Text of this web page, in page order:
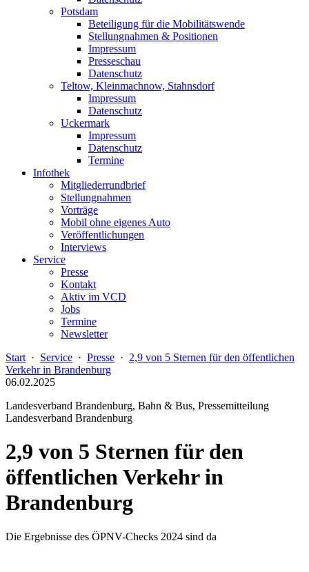
Potsdam
Beteiligung für die Mobilitätswende
Stellungnahmen & Positionen
Impressum
Presseschau
Datenschutz
Teltow, Kleinmachnow, Stahnsdorf
Impressum
Datenschutz
Uckermark
Impressum
Datenschutz
Termine
Infothek
Mitgliederrundbrief
Stellungnahmen
Vorträge
Mobil ohne eigenes Auto
Veröffentlichungen
Interviews
Service
Presse
Kontakt
Aktiv im VCD
Jobs
Termine
Newsletter
Start · Service · Presse · 2,9 von 5 Sternen für den öffentlichen
Verkehr in Brandenburg
06.02.2025
Landesverband Brandenburg, Bahn & Bus, Pressemitteilung
Landesverband Brandenburg
2,9 von 5 Sternen für den
öffentlichen Verkehr in
Brandenburg
Die Ergebnisse des ÖPNV-Checks 2024 sind da